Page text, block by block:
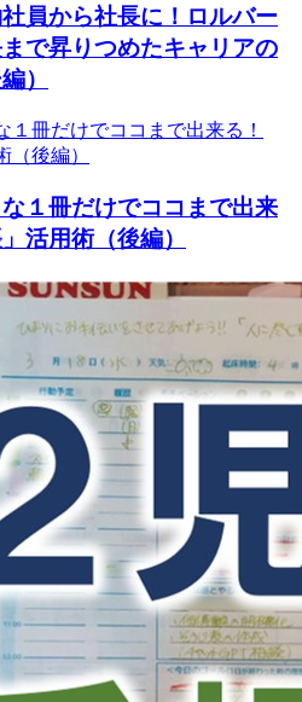
社員から社長に！ロルバー
で昇りつめたキャリアの
）
な１冊だけでココまで出来
活用術（後編）